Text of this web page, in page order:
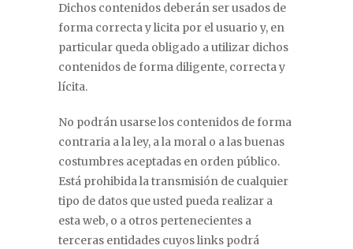
Dichos contenidos deberán ser usados de
forma correcta y licita por el usuario y, en
particular queda obligado a utilizar dichos
contenidos de forma diligente, correcta y
lícita.
No podrán usarse los contenidos de forma
contraria a la ley, a la moral o a las buenas
costumbres aceptadas en orden público.
Está prohibida la transmisión de cualquier
tipo de datos que usted pueda realizar a
esta web, o a otros pertenecientes a
terceras entidades cuyos links podrá